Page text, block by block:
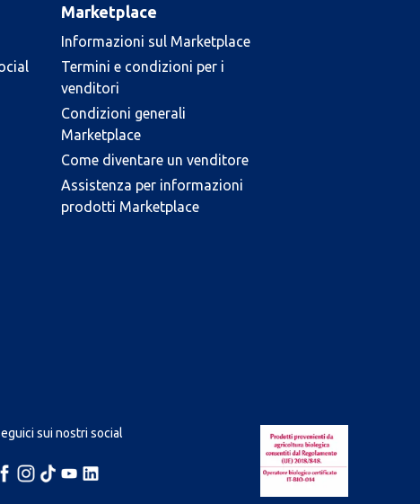
Marketplace
Informazioni sul Marketplace
Termini e condizioni per i
venditori
Condizioni generali
Marketplace
Come diventare un venditore
Assistenza per informazioni
prodotti Marketplace
sui nostri social